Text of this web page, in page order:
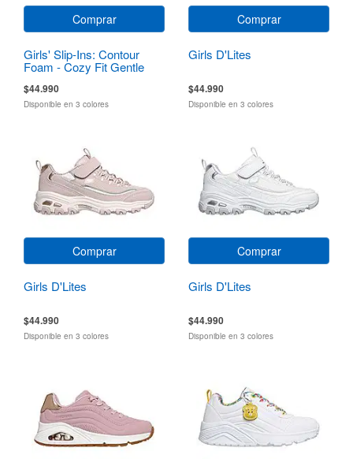
Comprar
Girls' Slip-Ins: Contour
Foam - Cozy Fit Gentle
$44.990
Disponible en 3 colores
Comprar
Girls D'Lites
$44.990
Disponible en 3 colores
Comprar
Girls D'Lites
$44.990
Disponible en 3 colores
Comprar
Girls D'Lites
$44.990
Disponible en 3 colores